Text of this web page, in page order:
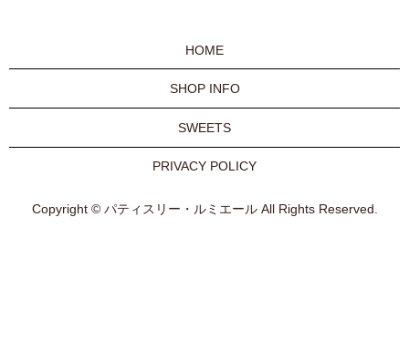
HOME
SHOP INFO
SWEETS
PRIVACY POLICY
Copyright © パティスリー・ルミエール All Rights Reserved.